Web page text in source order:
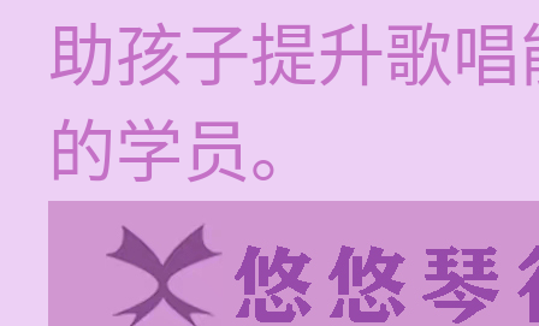
助孩子提升歌
的学员。